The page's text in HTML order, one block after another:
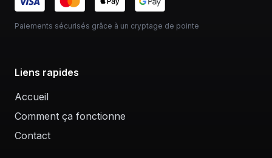
Paiements sécurisés grâce à un cryptage de pointe
Liens rapides
Accueil
Comment ça fonctionne
Contact